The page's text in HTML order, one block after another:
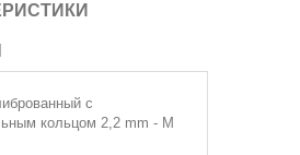
с
кольцом 2,2 mm - M